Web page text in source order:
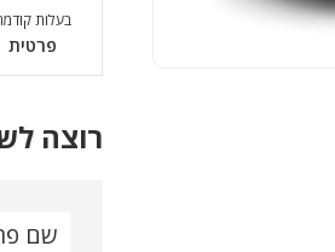
בעלות
פרטית
רוצה
שם